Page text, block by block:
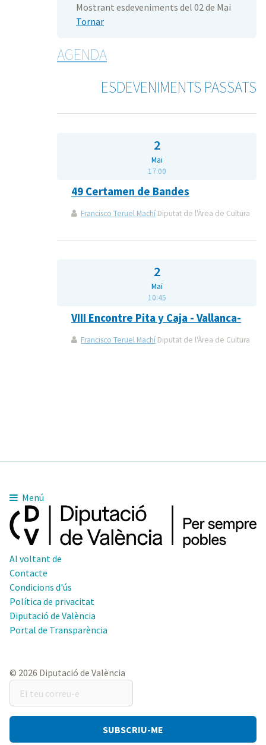
Mostrant esdeveniments del 02 de Mai
Tornar
AGENDA
ESDEVENIMENTS PASSATS
2
Mai
17:00
49 Certamen de Bandes
Francisco Teruel Machí Diputat de l'Àrea de Cultura
2
Mai
10:45
VIII Encontre Pita y Caja - Vallanca-
Francisco Teruel Machí Diputat de l'Àrea de Cultura
Menú
Al voltant de
Contacte
Condicions d'ús
Política de privacitat
Diputació de València
Portal de Transparència
© 2026 Diputació de València
teu
correu-